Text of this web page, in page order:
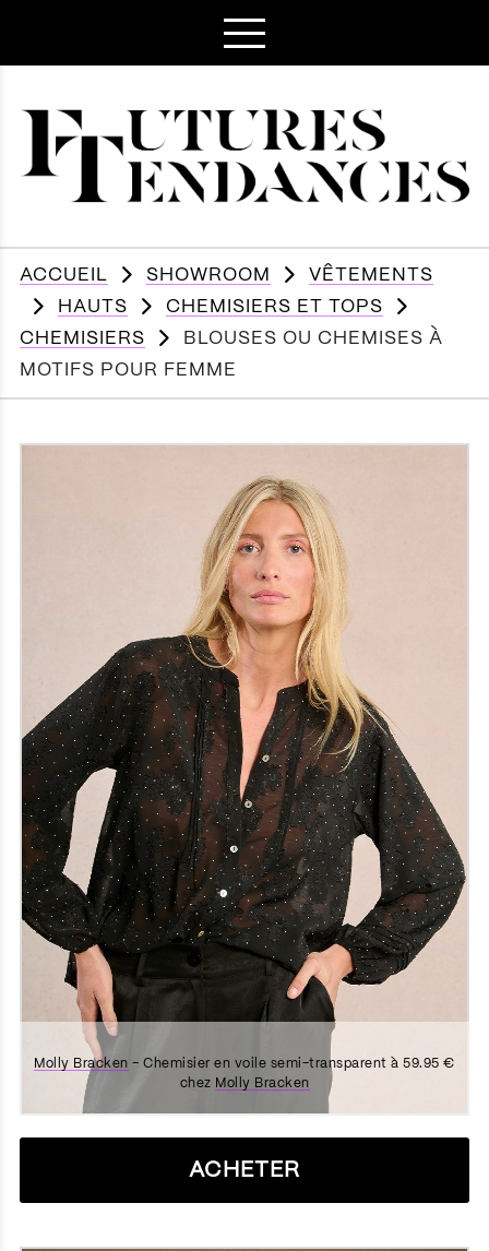
ACCUEIL SHOWROOM
VÊTEMENTS
HAUTS
CHEMISIERS ET TOPS
CHEMISIERS
BLOUSES OU CHEMISES À
MOTIFS POUR FEMME
Molly Bracken – Chemisier en voile semi-transparent à 59.95 €
chez Molly Bracken
ACHETER